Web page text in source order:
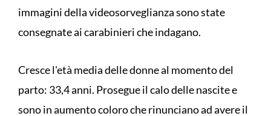
immagini della videosorveglianza sono state
consegnate ai carabinieri che indagano.
Cresce l'età media delle donne al momento del
parto: 33,4 anni. Prosegue il calo delle nascite e
sono in aumento coloro che rinunciano ad avere il